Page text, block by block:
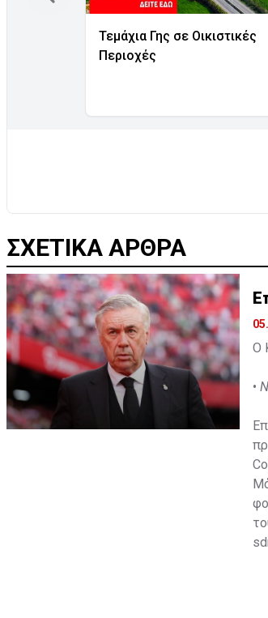
Τεμάχια Γης σε Οικιστικές
Περιοχές
ΣΧΕΤΙΚΑ ΑΡΘΡΑ
Ο
•